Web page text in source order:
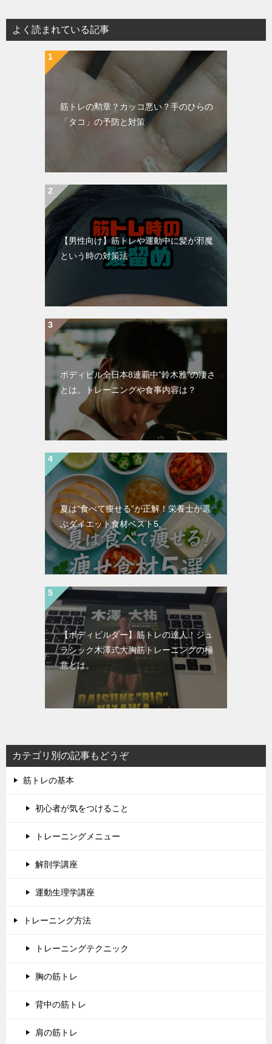
よく読まれている記事
筋トレの勲章？カッコ悪い？手のひらの
「タコ」の予防と対策
【男性向け】筋トレや運動中に髪が邪魔
という時の対策法
ボディビル全日本8連覇中”鈴木雅”の凄さ
とは。トレーニングや食事内容は？
夏は“食べて痩せる”が正解！栄養士が選
ぶダイエット食材ベスト5
【ボディビルダー】筋トレの達人！ジュ
ラシック木澤式大胸筋トレーニングの極
意とは。
カテゴリ別の記事もどうぞ
筋トレの基本
初心者が気をつけること
トレーニングメニュー
解剖学講座
運動生理学講座
トレーニング方法
トレーニングテクニック
胸の筋トレ
背中の筋トレ
肩の筋トレ